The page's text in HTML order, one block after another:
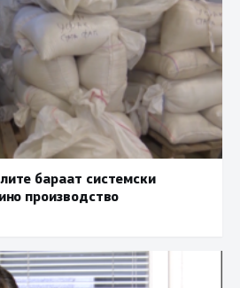
бараат системски
производство